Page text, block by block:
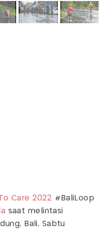
Care 2022 #BaliLoop
saat melintasi
Bali, Sabtu